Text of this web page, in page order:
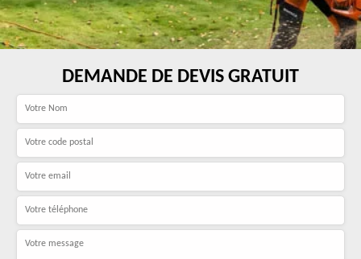
DEMANDE DE DEVIS GRATUIT